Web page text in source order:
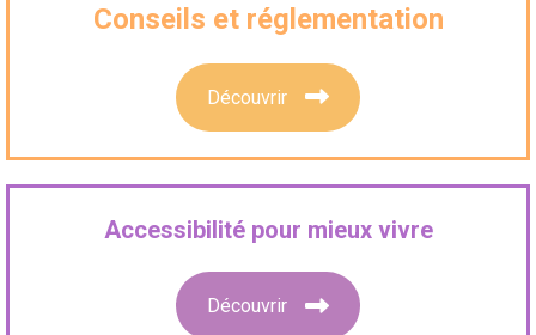
Conseils et réglementation
Découvrir
Accessibilité pour mieux vivre
Découvrir